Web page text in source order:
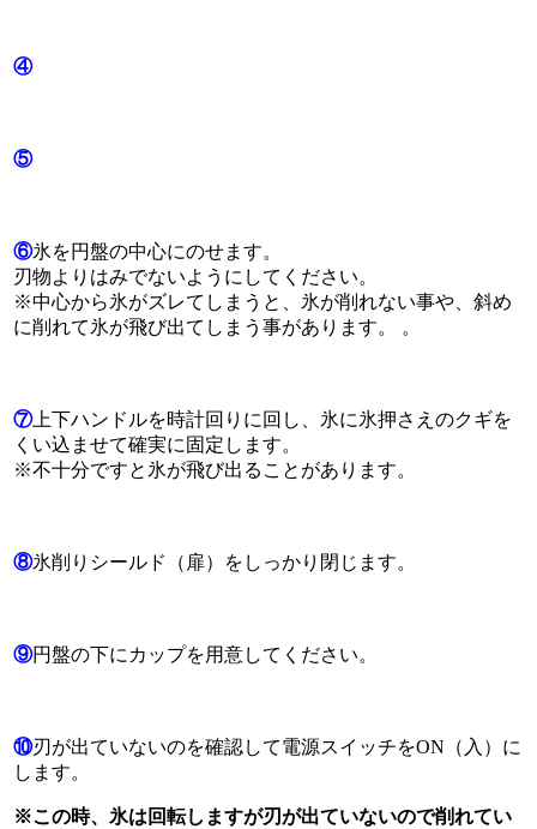
④
⑤
⑥氷を円盤の中心にのせます。
刃物よりはみでないようにしてください。
※中心から氷がズレてしまうと、氷が削れない事や、斜め
に削れて氷が飛び出てしまう事があります。 。
⑦上下ハンドルを時計回りに回し、氷に氷押さえのクギを
くい込ませて確実に固定します。
※不十分ですと氷が飛び出ることがあります。
⑧氷削りシールド（扉）をしっかり閉じます。
⑨円盤の下にカップを用意してください。
⑩刃が出ていないのを確認して電源スイッチをON（入）に
します。
※この時、氷は回転しますが刃が出ていないので削れてい